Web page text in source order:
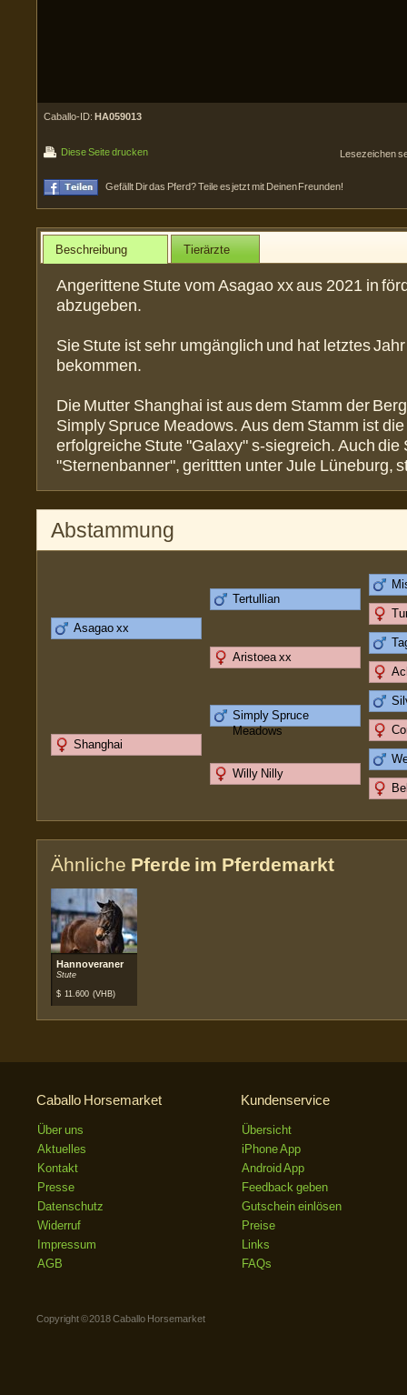
Caballo-ID: HA059013
Diese Seite drucken Lesezeichen
Gefällt Dir das Pferd? Teile es jetzt mit Deinen Freunden!
Beschreibung Tierärzte
Angerittene Stute vom Asagao xx aus 2021 in
abzugeben.
Sie Stute ist sehr umgänglich und hat letztes
bekommen.
Die Mutter Shanghai ist aus dem Stamm der
Simply Spruce Meadows. Aus dem Stamm ist
erfolgreiche Stute "Galaxy" s-siegreich. Auch die
"Sternenbanner", gerittten unter Jule Lüneburg,
Abstammung
Asagao xx
Tertullian
Aristoea xx
Shanghai
Simply Spruce
Meadows
Willy Nilly
Ähnliche Pferde im Pferdemarkt
Hannoveraner
Stute
$ 11.600 (VHB)
Caballo Horsemarket
Über uns
Aktuelles
Kontakt
Presse
Datenschutz
Widerruf
Impressum
AGB
Kundenservice
Übersicht
iPhone App
Android App
Feedback geben
Gutschein einlösen
Preise
Links
FAQs
Copyright © 2018 Caballo Horsemarket